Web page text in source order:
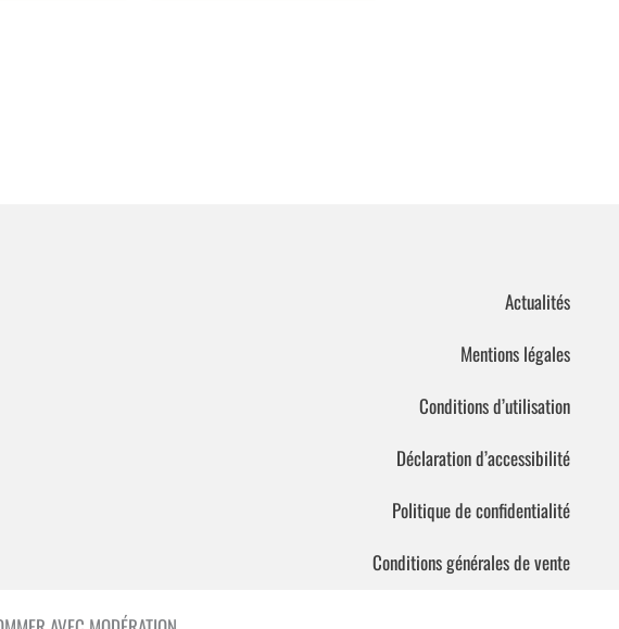
Actualités
Mentions légales
Conditions d’utilisation
Déclaration d’accessibilité
Politique de confidentialité
Conditions générales de vente